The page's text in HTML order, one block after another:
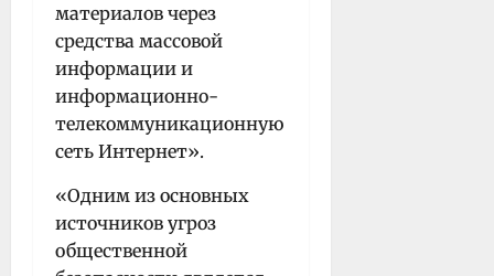
материалов через
средства массовой
информации и
информационно-
телекоммуникационную
сеть Интернет».
«Одним из основных
источников угроз
общественной